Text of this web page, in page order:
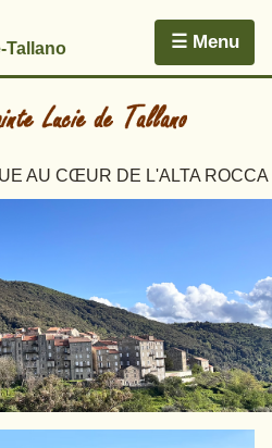
Tallano
☰ Menu
AU CŒUR DE L'ALTA ROCCA